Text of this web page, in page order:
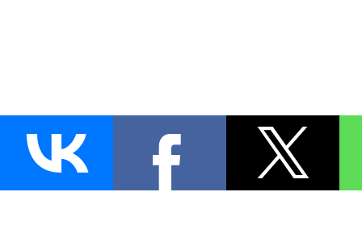
AUTO BLOKIRATOR
+7 (495) 255-04-60 ПОИСК ЗАМКА УСТАНОВКА